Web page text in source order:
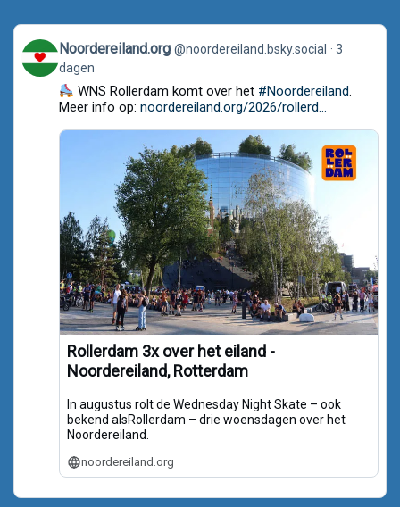
View
post
by
Noordereiland.org
Bluesky
Noordereiland.org @noordereiland.bsky.social
3
dagen
WNS Rollerdam komt over het #Noordereiland.
Meer info op: noordereiland.org/2026/rollerd...
Rollerdam 3x over het eiland -
Noordereiland, Rotterdam
In augustus rolt de Wednesday Night Skate – ook
bekend alsRollerdam – drie woensdagen over het
Noordereiland.
noordereiland.org